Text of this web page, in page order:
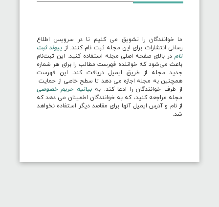
ما خوانندگان را تشویق می کنیم تا در سرویس اطلاع
رسانی انتشارات برای این مجله ثبت نام کنند. از پیوند ثبت
نام در بالای صفحه اصلی مجله استفاده کنید. این ثبت‌نام
باعث می‌شود که خواننده فهرست مطالب را برای هر شماره
جدید مجله از طریق ایمیل دریافت کند. این فهرست
همچنین به مجله اجازه می دهد تا سطح خاصی از حمایت
از طرف خوانندگان را ادعا کند. به بیانیه حریم خصوصی
مجله مراجعه کنید، که به خوانندگان اطمینان می دهد که
از نام و آدرس ایمیل آنها برای مقاصد دیگر استفاده نخواهد
شد.